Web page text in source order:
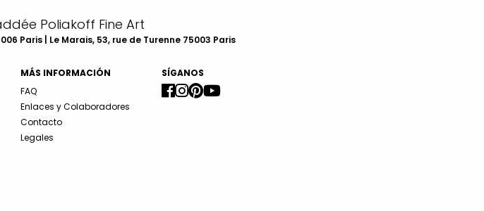
Poliakoff Fine Art
Paris | Le Marais, 53, rue de Turenne 75003 Paris
MÁS INFORMACIÓN
FAQ
Enlaces y Colaboradores
Contacto
Legales
SÍGANOS